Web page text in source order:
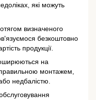
які можуть
визначеного
безкоштовно
продукції.
на
монтажем,
недбалістю.